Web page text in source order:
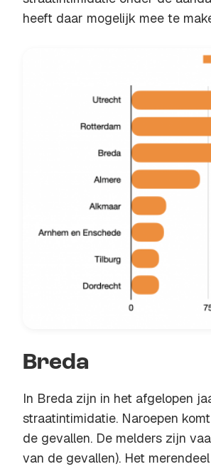
heeft daar mogelijk mee te
Breda
In Breda zijn in het afgelopen
straatintimidatie. Naroepen
de gevallen. De melders zijn
van de gevallen). Het